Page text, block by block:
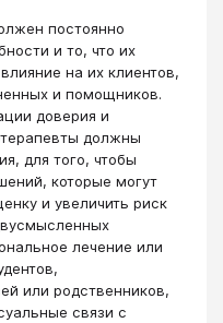
постоянно
и то, что их
на их клиентов,
и помощников.
доверия и
должны
для того, чтобы
которые могут
и увеличить риск
лечение или
или родственников,
связи с